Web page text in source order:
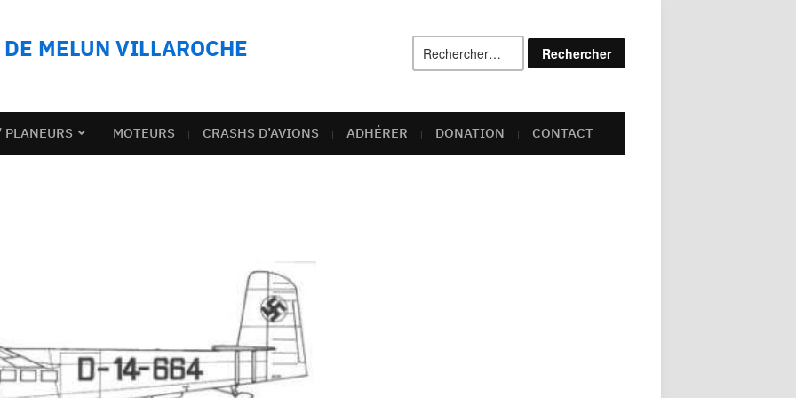
MELUN VILLAROCHE Rechercher :
MOTEURS CRASHS D’AVIONS ADHÉRER DONATION CONTACT